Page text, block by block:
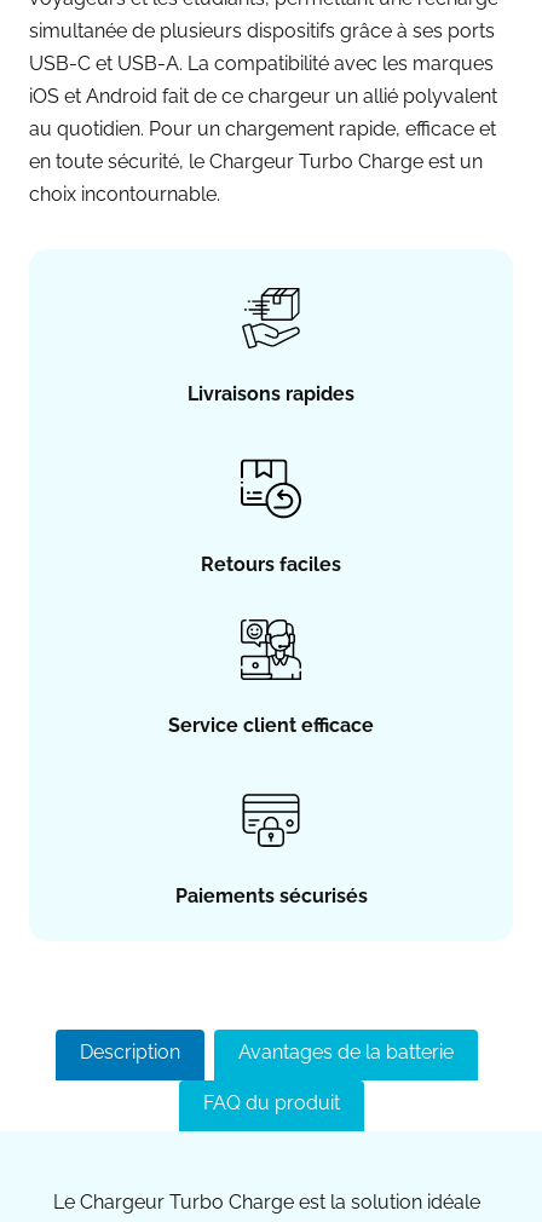
simultanée de plusieurs dispositifs grâce à ses ports
USB-C et USB-A. La compatibilité avec les marques
iOS et Android fait de ce chargeur un allié polyvalent
au quotidien. Pour un chargement rapide, efficace et
en toute sécurité, le Chargeur Turbo Charge est un
choix incontournable.
Livraisons rapides
Retours faciles
Service client efficace
Paiements sécurisés
Description Avantages de la batterie
FAQ du produit
Le Chargeur Turbo Charge est la solution idéale